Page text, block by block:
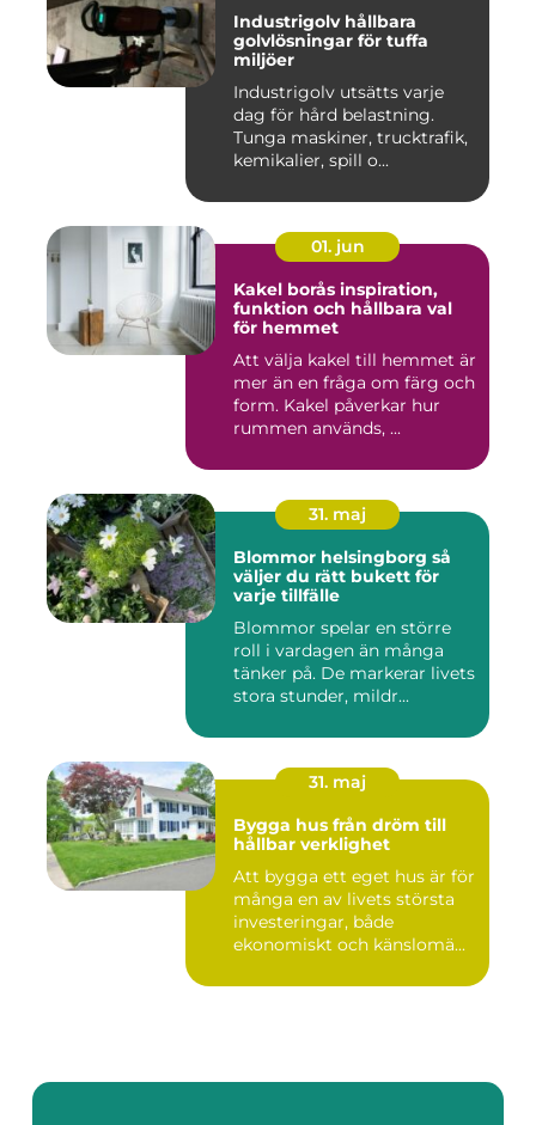
Industrigolv hållbara
golvlösningar för tuffa
miljöer
Industrigolv utsätts varje
dag för hård belastning.
Tunga maskiner, trucktrafik,
kemikalier, spill o...
01. jun
Kakel borås inspiration,
funktion och hållbara val
för hemmet
Att välja kakel till hemmet är
mer än en fråga om färg och
form. Kakel påverkar hur
rummen används, ...
31. maj
Blommor helsingborg så
väljer du rätt bukett för
varje tillfälle
Blommor spelar en större
roll i vardagen än många
tänker på. De markerar livets
stora stunder, mildr...
31. maj
Bygga hus från dröm till
hållbar verklighet
Att bygga ett eget hus är för
många en av livets största
investeringar, både
ekonomiskt och känslomä...